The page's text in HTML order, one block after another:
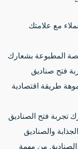
مع علامتك
المطبوعة بشعارك
فتح صناديق
طريقة اقتصادية
تجربة فتح الصناديق
والصناديق
الصناديق من مهمة